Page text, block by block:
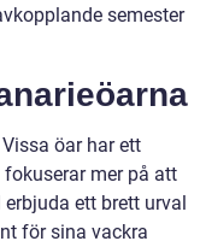
semester
öar har ett
mer på att
ett brett urval
för sina vackra